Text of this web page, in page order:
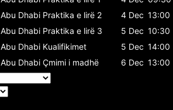
Dhabi Praktika e lirë 2 4 Dec 13:00
Dhabi Praktika e lirë 3 5 Dec 10:30
Dhabi Kualifikimet 5 Dec 14:00
Dhabi Çmimi i madhë 6 Dec 13:00